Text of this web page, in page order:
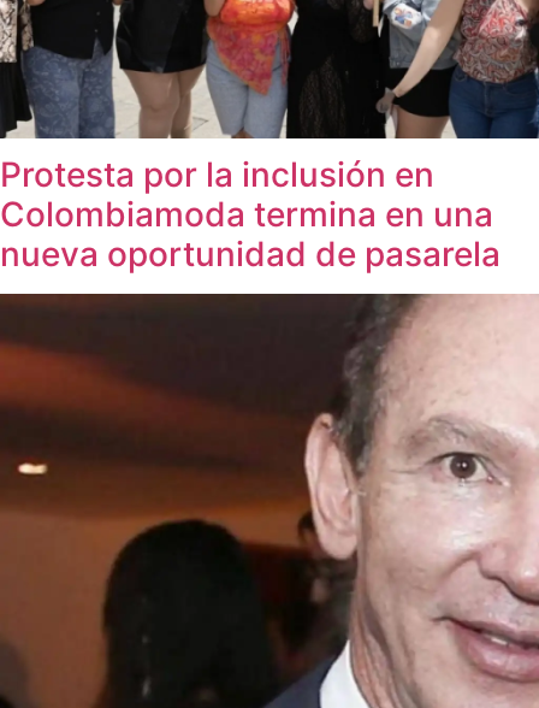
Protesta por la inclusión en
Colombiamoda termina en una
nueva oportunidad de pasarela